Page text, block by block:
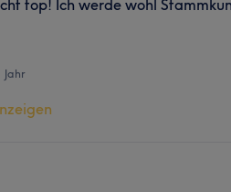
top! Ich werde wohl
Jahr